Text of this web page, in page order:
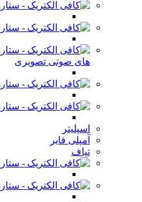
های صوتی تصویری
اسپلیتر
آمپلی فایر
تپاف